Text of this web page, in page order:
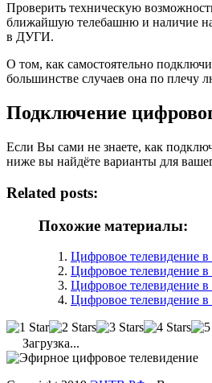
Проверить техническую
ближайшую телебашню и наличие на
в ДУГИ.
О том, как самостоятельно
большинстве случаев она по плечу
Подключение
Если Вы сами не знаете, как
ниже вы найдёте варианты для
Related posts:
Похожие материалы:
Цифровое телевидение
Цифровое телевидение
Цифровое телевидение
Цифровое
Загрузка...